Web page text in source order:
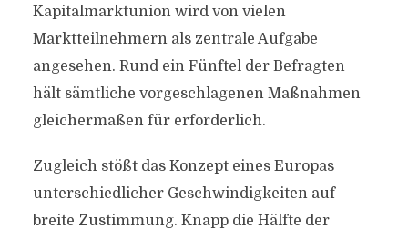
Kapitalmarktunion wird von vielen
Marktteilnehmern als zentrale Aufgabe
angesehen. Rund ein Fünftel der Befragten
hält sämtliche vorgeschlagenen Maßnahmen
gleichermaßen für erforderlich.
Zugleich stößt das Konzept eines Europas
unterschiedlicher Geschwindigkeiten auf
breite Zustimmung. Knapp die Hälfte der